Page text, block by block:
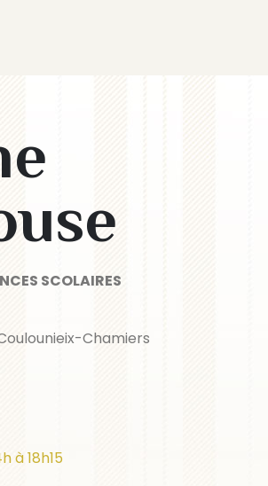
SCOLAIRES
Chamiers
à 18h15